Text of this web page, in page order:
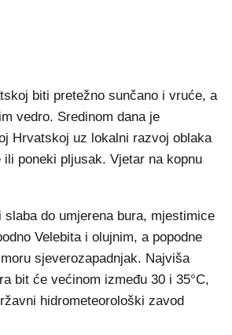
biti pretežno sunčano i vruće, a
vedro. Sredinom dana je
Hrvatskoj uz lokalni razvoj oblaka
ili poneki pljusak. Vjetar na kopnu
slaba do umjerena bura, mjestimice
Velebita i olujnim, a popodne
sjeverozapadnjak. Najviša
bit će većinom između 30 i 35°C,
hidrometeorološki zavod